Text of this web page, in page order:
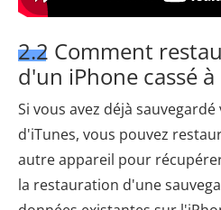
2.2 Comment
d'un iPhone cassé
Si vous avez déjà
d'iTunes, vous pouvez
autre appareil pour
la restauration d'une